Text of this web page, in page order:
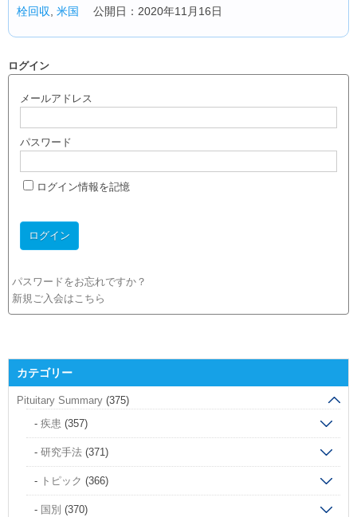
栓回収
米国 公開日：2020年11月16日
ログイン
メールアドレス
パスワード
ログイン情報を記憶
パスワードをお忘れですか？
新規ご入会はこちら
カテゴリー
Pituitary Summary (375)
疾患 (357)
研究手法 (371)
トピック (366)
国別 (370)